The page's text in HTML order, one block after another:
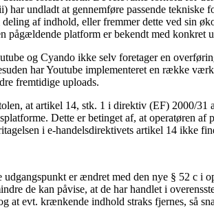
har undladt at gennemføre passende
af indhold, eller fremmer dette ved sin
pågældende platform er bekendt med
og Cyando ikke selv foretager en
har Youtube implementeret en række
fremtidige uploads.
at artikel 14, stk. 1 i direktiv (EF) 2000/31
Dette er betinget af, at operatøren
i e-handelsdirektivets artikel 14 ikke
udgangspunkt er ændret med den nye § 52 c i
de kan påvise, at de har handlet i
at evt. krænkende indhold straks fjernes, så